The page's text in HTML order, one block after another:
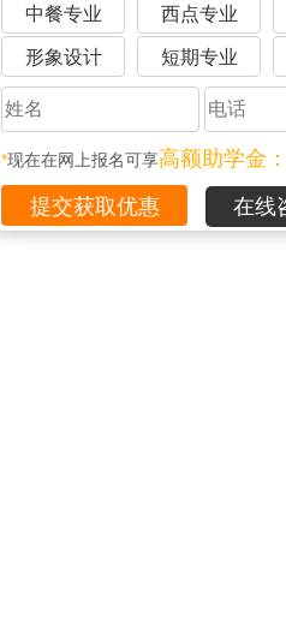
中餐专业 西点专业
形象设计 短期专业
*现在在网上报名可享高额助学金
在线